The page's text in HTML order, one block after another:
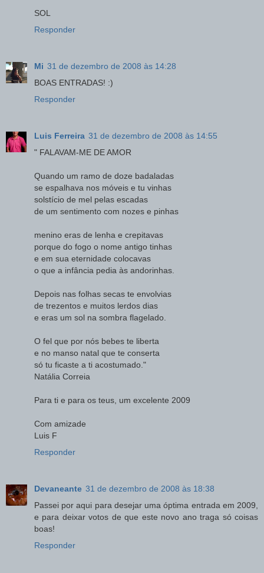
SOL
Responder
Mi 31 de dezembro de 2008 às 14:28
BOAS ENTRADAS! :)
Responder
Luis Ferreira 31 de dezembro de 2008 às 14:55
" FALAVAM-ME DE AMOR
Quando um ramo de doze badaladas
se espalhava nos móveis e tu vinhas
solstício de mel pelas escadas
de um sentimento com nozes e pinhas
menino eras de lenha e crepitavas
porque do fogo o nome antigo tinhas
e em sua eternidade colocavas
o que a infância pedia às andorinhas.
Depois nas folhas secas te envolvias
de trezentos e muitos lerdos dias
e eras um sol na sombra flagelado.
O fel que por nós bebes te liberta
e no manso natal que te conserta
só tu ficaste a ti acostumado."
Natália Correia
Para ti e para os teus, um excelente 2009
Com amizade
Luis F
Responder
Devaneante 31 de dezembro de 2008 às 18:38
Passei por aqui para desejar uma óptima entrada em 2009,
e para deixar votos de que este novo ano traga só coisas
boas!
Responder